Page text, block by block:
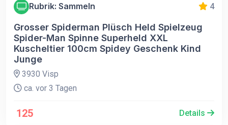
Rubrik: Sammeln 4
Grosser Spiderman Plüsch Held Spielzeug
Spider-Man Spinne Superheld XXL
Kuscheltier 100cm Spidey Geschenk Kind
Junge
3930 Visp
ca. vor 3 Tagen
125 Details